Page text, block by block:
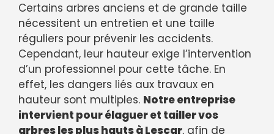
Certains arbres anciens et de grande taille
nécessitent un entretien et une taille
réguliers pour prévenir les accidents.
Cependant, leur hauteur exige l’intervention
d’un professionnel pour cette tâche. En
effet, les dangers liés aux travaux en
hauteur sont multiples. Notre entreprise
intervient pour élaguer et tailler vos
arbres les plus hauts à Lescar, afin de